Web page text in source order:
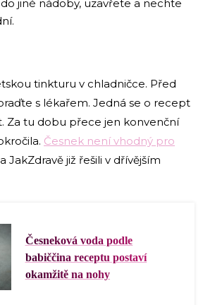
jiné nádoby, uzavřete a nechte
tinkturu v chladničce. Před
s lékařem. Jedná se o recept
Za tu dobu přece jen konvenční
Česnek není vhodný pro
JakZdravě již řešili v dřívějším
Česneková voda podle
babiččina receptu postaví
okamžitě na nohy